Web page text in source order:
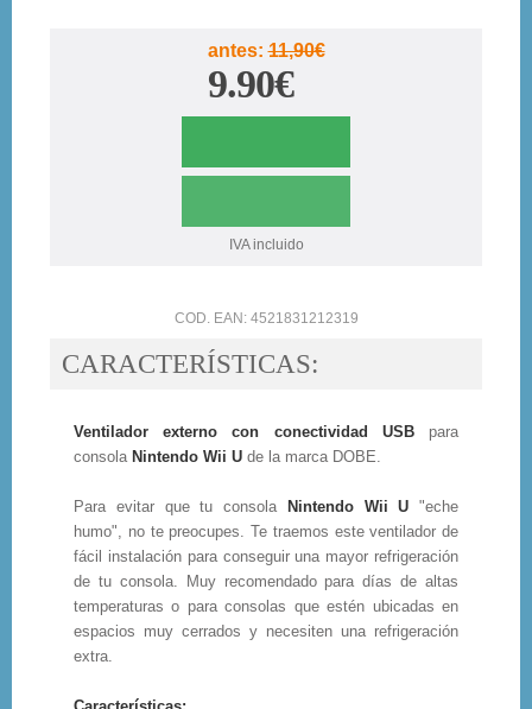
antes:11,90€
9.90€
IVA incluido
CARACTERÍSTICAS:
COD. EAN: 4521831212319
Ventilador externo con conectividad USBpara
consola Nintendo Wii U de la marca DOBE.
Para evitar que tu consola Nintendo Wii U "eche
humo", no te preocupes. Te traemos este ventilador de
fácil instalación para conseguir una mayor refrigeración
de tu consola. Muy recomendado para días de altas
temperaturas o para consolas que estén ubicadas en
espacios muy cerrados y necesiten una refrigeración
extra.